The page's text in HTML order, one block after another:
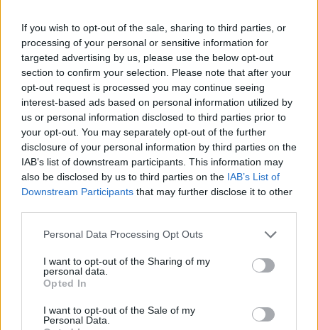
If you wish to opt-out of the sale, sharing to third parties, or
processing of your personal or sensitive information for
targeted advertising by us, please use the below opt-out
section to confirm your selection. Please note that after your
opt-out request is processed you may continue seeing
interest-based ads based on personal information utilized by
us or personal information disclosed to third parties prior to
your opt-out. You may separately opt-out of the further
disclosure of your personal information by third parties on the
IAB’s list of downstream participants. This information may
also be disclosed by us to third parties on the IAB’s List of
Downstream Participants that may further disclose it to other
Personal Data Processing Opt Outs
I want to opt-out of the Sharing of my
personal data.
Opted In
I want to opt-out of the Sale of my
Personal Data.
Mir nach, Canaillen!
Deutsche Demokratische Republik,1964
Übersicht
Alexander, eine „Hannöversche Bauerncanaille“, wird von einem
preußischen Werbeoffizier gefangengenommen, dreht den Spieß jedoch